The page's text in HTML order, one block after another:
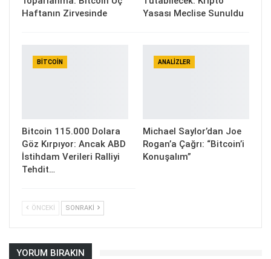
Haftanın Zirvesinde
Yasası Meclise Sunuldu
BITCOIN
Bitcoin 115.000 Dolara
Göz Kırpıyor: Ancak ABD
İstihdam Verileri Ralliyi
Tehdit…
ANALIZLER
Michael Saylor’dan Joe
Rogan’a Çağrı: “Bitcoin’i
Konuşalım”
ÖNCEKI SONRAKI
YORUM BIRAKIN